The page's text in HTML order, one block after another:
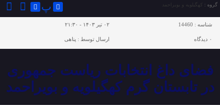
گروه : کهگیلویه و بویراحمد پ
شناسه : 14460 ۰۲ تیر ۱۴۰۳ - ۲۱:۳۰
۰ دیدگاه ارسال توسط : پناهی
فضای داغ انتخابات ریاست جمهوری
در تابستان گرم کهگیلویه و بویراحمد